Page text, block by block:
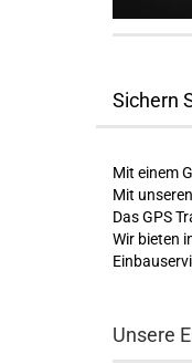
Sichern
Mit einem
Mit
Das GPS
Wir bieten
Unsere